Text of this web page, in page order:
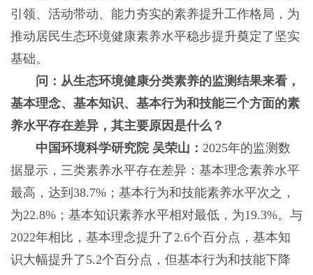
引领、活动带动、能力夯实的素养提升工作格局，为
推动居民生态环境健康素养水平稳步提升奠定了坚实
基础。
问：从生态环境健康分类素养的监测结果来看，
基本理念、基本知识、基本行为和技能三个方面的素
养水平存在差异，其主要原因是什么？
中国环境科学研究院 吴荣山： 2025年的监测数
据显示，三类素养水平存在差异：基本理念素养水平
最高，达到38.7%；基本行为和技能素养水平次之，
为22.8%；基本知识素养水平相对最低，为19.3%。与
2022年相比，基本理念提升了2.6个百分点，基本知
识大幅提升了5.2个百分点，但基本行为和技能下降